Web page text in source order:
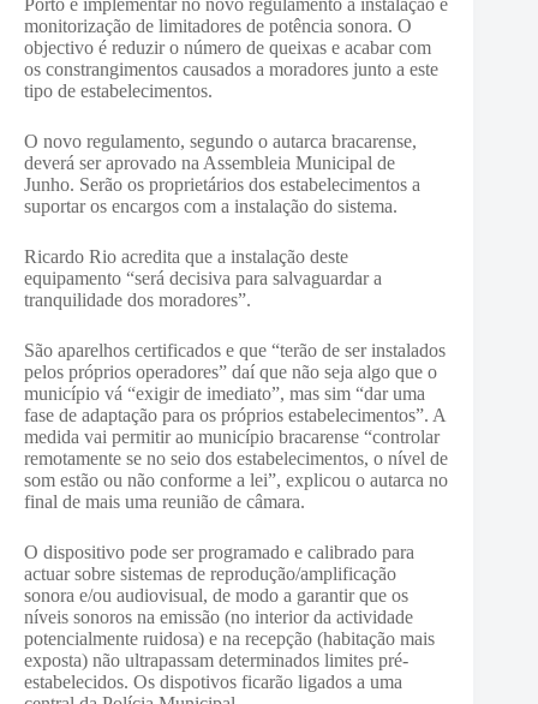
Porto e implementar no novo regulamento a instalação e
monitorização de limitadores de potência sonora. O
objectivo é reduzir o número de queixas e acabar com
os constrangimentos causados a moradores junto a este
tipo de estabelecimentos.
O novo regulamento, segundo o autarca bracarense,
deverá ser aprovado na Assembleia Municipal de
Junho. Serão os proprietários dos estabelecimentos a
suportar os encargos com a instalação do sistema.
Ricardo Rio acredita que a instalação deste
equipamento “será decisiva para salvaguardar a
tranquilidade dos moradores”.
São aparelhos certificados e que “terão de ser instalados
pelos próprios operadores” daí que não seja algo que o
município vá “exigir de imediato”, mas sim “dar uma
fase de adaptação para os próprios estabelecimentos”. A
medida vai permitir ao município bracarense “controlar
remotamente se no seio dos estabelecimentos, o nível de
som estão ou não conforme a lei”, explicou o autarca no
final de mais uma reunião de câmara.
O dispositivo pode ser programado e calibrado para
actuar sobre sistemas de reprodução/amplificação
sonora e/ou audiovisual, de modo a garantir que os
níveis sonoros na emissão (no interior da actividade
potencialmente ruidosa) e na recepção (habitação mais
exposta) não ultrapassam determinados limites pré-
estabelecidos. Os dispotivos ficarão ligados a uma